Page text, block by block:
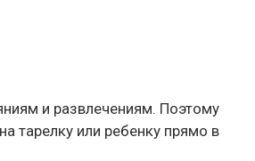
и развлечениям. Поэтому
тарелку или ребенку прямо в